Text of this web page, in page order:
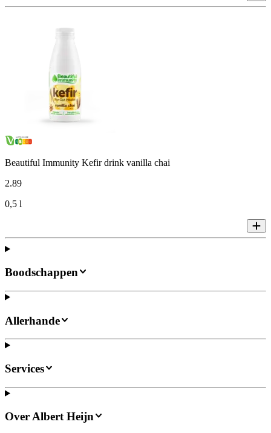
Beautiful Immunity Kefir drink vanilla chai
2.89
0,5 l
Boodschappen
Allerhande
Services
Over Albert Heijn